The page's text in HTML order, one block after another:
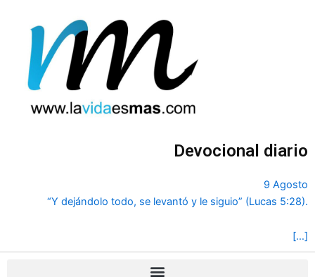
contenido
Devocional diario
9 Agosto
“Y dejándolo todo, se levantó y le siguio” (Lucas 5:28).
[…]